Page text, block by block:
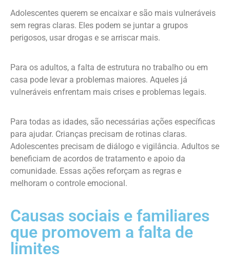
Adolescentes querem se encaixar e são mais vulneráveis
sem regras claras. Eles podem se juntar a grupos
perigosos, usar drogas e se arriscar mais.
Para os adultos, a falta de estrutura no trabalho ou em
casa pode levar a problemas maiores. Aqueles já
vulneráveis enfrentam mais crises e problemas legais.
Para todas as idades, são necessárias ações específicas
para ajudar. Crianças precisam de rotinas claras.
Adolescentes precisam de diálogo e vigilância. Adultos se
beneficiam de acordos de tratamento e apoio da
comunidade. Essas ações reforçam as regras e
melhoram o controle emocional.
Causas sociais e familiares
que promovem a falta de
limites